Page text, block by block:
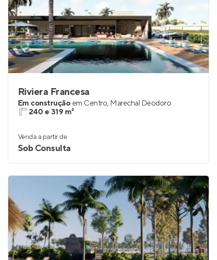
Riviera Francesa
Em construção em Centro, Marechal Deodoro
240 e 319 m²
Venda a partir de
Sob Consulta